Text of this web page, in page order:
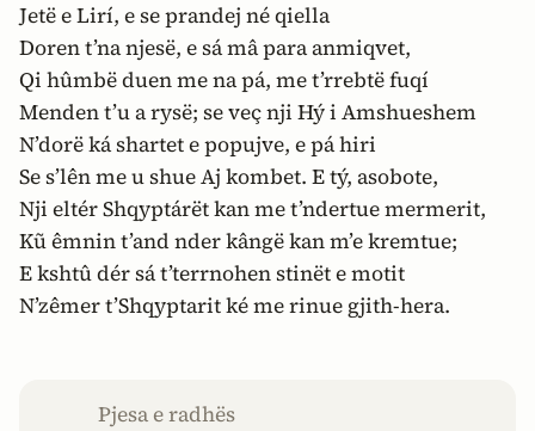
Jetë e Lirí, e se prandej né qiella
Doren t’na njesë, e sá mâ para anmiqvet,
Qi hûmbë duen me na pá, me t’rrebtë fuqí
Menden t’u a rysë; se veç nji Hý i Amshueshem
N’dorë ká shartet e popujve, e pá hiri
Se s’lên me u shue Aj kombet. E tý, asobote,
Nji eltér Shqyptárët kan me t’ndertue mermerit,
Kũ êmnin t’and nder kângë kan m’e kremtue;
E kshtû dér sá t’terrnohen stinët e motit
N’zêmer t’Shqyptarit ké me rinue gjith-hera.
Pjesa e radhës